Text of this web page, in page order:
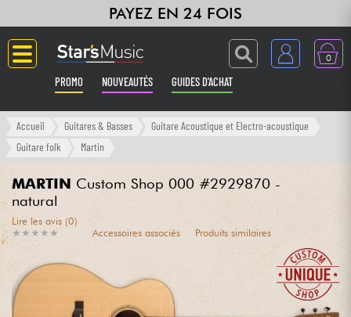
PAYEZ EN 24 FOIS
0
PROMO NOUVEAUTÉS GUIDES D'ACHAT
Langue
Synthés & Sampleurs
Accueil Guitares & Basses
Guitare Acoustique et Electro-acoustique
Guitare folk
Martin
MARTIN Custom Shop 000 #2929870 -
natural
★ ★ ★ ★ ★
★ ★ ★ ★ ★
Lire les avis (0)
Accessoires associés
Produits similaires